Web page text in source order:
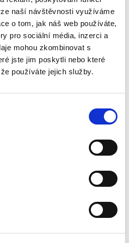
naší návštěvnosti využíváme
o tom, jak náš web používáte,
pro sociální média, inzerci a
mohou zkombinovat s
jste jim poskytli nebo které
používáte jejich služby.
omezením vlastnického
věcem plynoucím z
a bezpečnostních
rozebírá způsoby vzniku
základě zákona,...